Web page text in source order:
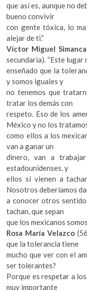
que así es, aunque no
bueno convivir
con gente tóxica, lo
alejar de ti.”
Víctor Miguel
secundaria). “Este lugar
enseñado que la
y somos iguales y
no tenemos que
tratar los demás con
respeto. Eso de los
México y no los
como ellos a los
van a ganar un
dinero, van a
estadounidenses, y
ellos sí vienen a
Nosotros deberíamos
a conocer otros
tachan, que sepan
que los mexicanos
Rosa María Velazco
que la tolerancia tiene
mucho que ver con el
ser tolerantes?
Porque es respetar a
muy importante